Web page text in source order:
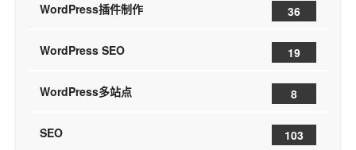
WordPress插件制作 36
WordPress SEO 19
WordPress多站点 8
SEO 103